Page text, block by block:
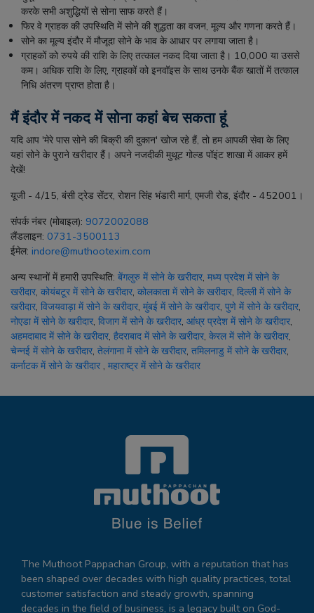
करके सभी अशुद्धियों से सोना साफ करते हैं।
फिर वे ग्राहक की उपस्थिति में सोने की शुद्धता का वजन, मूल्य और गणना करते हैं।
सोने का मूल्य इंदौर में मौजूदा सोने के भाव के आधार पर लगाया जाता है।
ग्राहकों को रुपये की राशि के लिए तत्काल नकद दिया जाता है। 10,000 या उससे
कम। अधिक राशि के लिए, ग्राहकों को इनवॉइस के साथ उनके बैंक खातों में तत्काल
निधि अंतरण प्राप्त होता है।
मैं इंदौर में नकद में सोना कहां बेच सकता हूं
यदि आप 'मेरे पास सोने की बिक्री की दुकान' खोज रहे हैं, तो हम आपकी सेवा के लिए
यहां सोने के पुराने खरीदार हैं। अपने नजदीकी मुथूट गोल्ड पॉइंट शाखा में आकर हमें
देखें!
यूजी - 4/15, बंसी ट्रेड सेंटर, रोशन सिंह भंडारी मार्ग, एमजी रोड, इंदौर - 452001।
संपर्क नंबर (मोबाइल): 9072002088
लैंडलाइन: 0731-3500113
ईमेल: indore@muthootexim.com
अन्य स्थानों में हमारी उपस्थिति: बेंगलुरु में सोने के खरीदार, मध्य प्रदेश में सोने के
खरीदार, कोयंबटूर में सोने के खरीदार, कोलकाता में सोने के खरीदार, दिल्ली में सोने के
खरीदार, विजयवाड़ा में सोने के खरीदार, मुंबई में सोने के खरीदार, पुणे में सोने के खरीदार,
नोएडा में सोने के खरीदार, विजाग में सोने के खरीदार, आंध्र प्रदेश में सोने के खरीदार,
अहमदाबाद में सोने के खरीदार, हैदराबाद में सोने के खरीदार, केरल में सोने के खरीदार,
चेन्नई में सोने के खरीदार, तेलंगाना में सोने के खरीदार, तमिलनाडु में सोने के खरीदार,
कर्नाटक में सोने के खरीदार , महाराष्ट्र में सोने के खरीदार
The Muthoot Pappachan Group, with a reputation that has
been shaped over decades with high quality practices, total
customer satisfaction and steady growth, spanning
decades in the field of business, is a legacy built on God-